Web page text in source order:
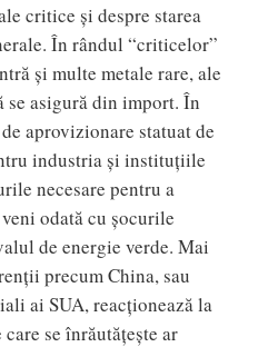
critice şi despre starea
În rândul “criticelor”
şi multe metale rare, ale
se asigură din import. În
aprovizionare statuat de
industria şi instituţiile
necesare pentru a
odată cu şocurile
de energie verde. Mai
precum China, sau
ai SUA, reacţionează la
se înrăutăţeşte ar